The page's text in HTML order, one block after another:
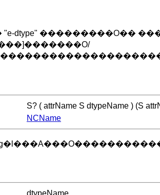
"e-dtype" ���������O��
S? ( attrName S dtypeName ) (S
NCName